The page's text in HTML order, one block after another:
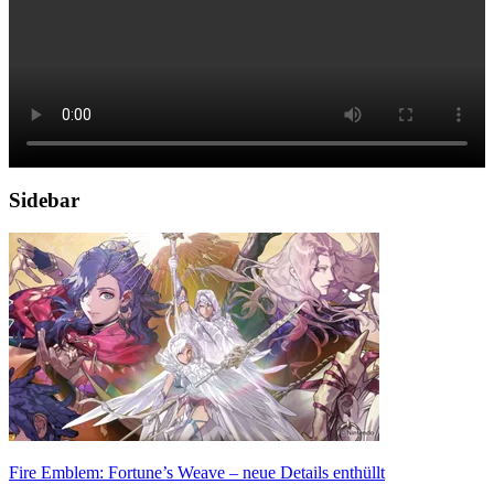
Sidebar
Fire Emblem: Fortune’s Weave – neue Details enthüllt